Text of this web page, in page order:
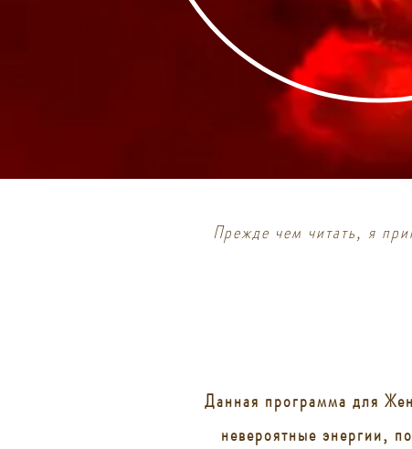
Прежде чем читать, я
Данная программа для
невероятные энергии,